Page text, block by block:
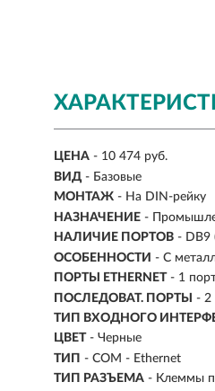
ЦЕНА - 10 474 руб.
ВИД - Базовые
МОНТАЖ - На DIN-рейку
НАЗНАЧЕНИЕ -
НАЛИЧИЕ ПОРТОВ - DB9
ОСОБЕННОСТИ - С
ПОРТЫ ETHERNET - 1
ПОСЛЕДОВАТ. ПОРТЫ
- 2
ТИП ВХОДНОГО
ЦВЕТ - Черные
ТИП - COM - Ethernet
ТИП РАЗЪЕМА - Клеммы